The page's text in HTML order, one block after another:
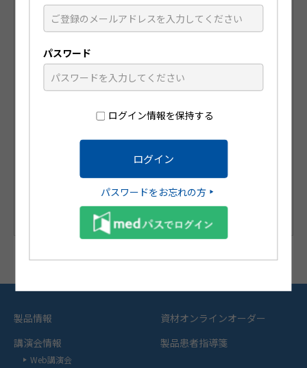
患者指導箋や小冊子を無料で注文可能
製品情報
講演会情報
Web講演会
資材オンラインオーダー
製品患者指導箋
パスワード
ログイン情報を保持する
パスワードをお忘れの方